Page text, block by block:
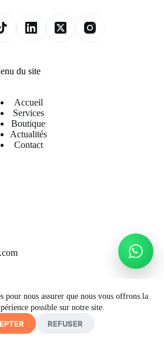
pour nous assurer que nous vous offrons la
possible sur notre site.
REFUSER
du site
Accueil
Services
Boutique
Actualités
Contact
- Site byA. K. SIMPORE